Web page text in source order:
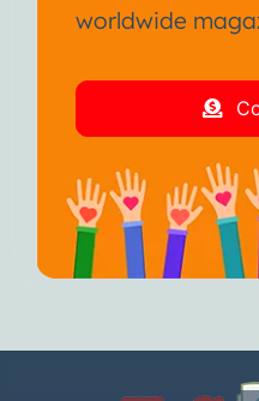
worldwide